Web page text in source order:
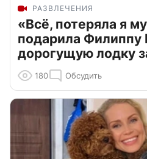
РАЗВЛЕЧЕНИЯ
«Всё, потеряла я
подарила Филиппу
дорогущую лодку
180 Обсудить